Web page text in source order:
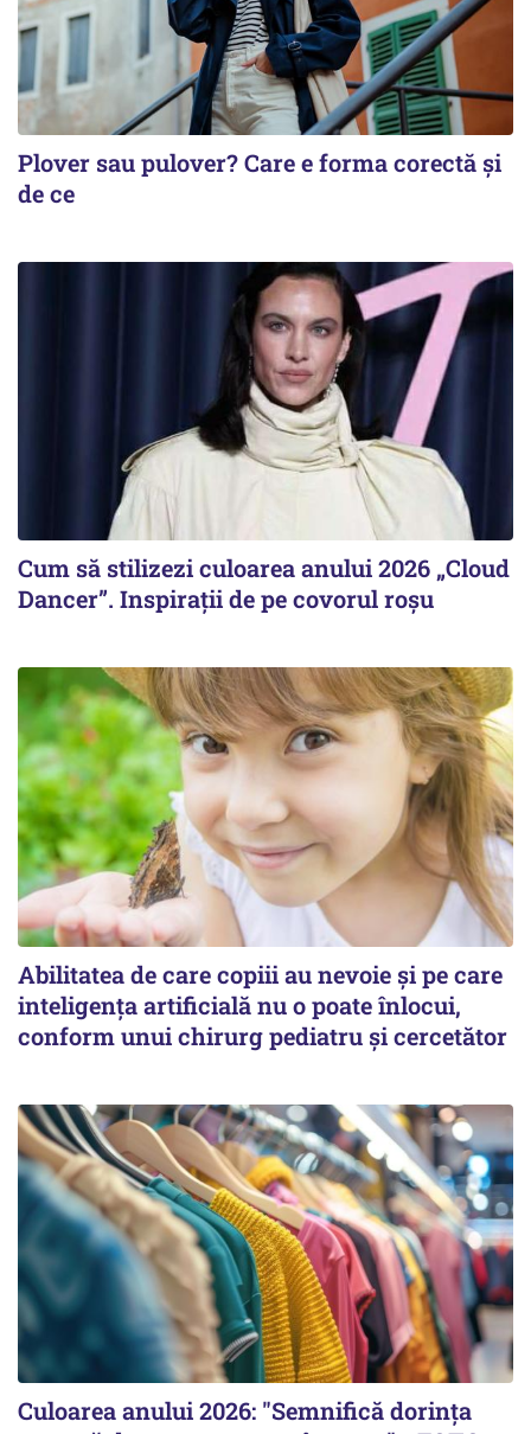
Plover sau pulover? Care e forma corectă și
de ce
Cum să stilizezi culoarea anului 2026 „Cloud
Dancer”. Inspirații de pe covorul roșu
Abilitatea de care copiii au nevoie și pe care
inteligența artificială nu o poate înlocui,
conform unui chirurg pediatru și cercetător
Culoarea anului 2026: "Semnifică dorința